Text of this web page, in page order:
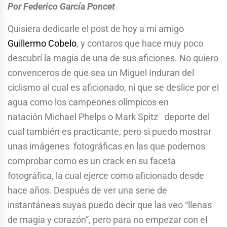
Por Federico García Poncet
Quisiera dedicarle el post de hoy a mi amigo
Guillermo Cobelo, y contaros que hace muy poco
descubrí la magia de una de sus aficiones. No quiero
convenceros de que sea un Miguel Induran del
ciclismo al cual es aficionado, ni que se deslice por el
agua como los campeones olímpicos en
natación Michael Phelps o Mark Spitz deporte del
cual también es practicante, pero si puedo mostrar
unas imágenes fotográficas en las que podemos
comprobar como es un crack en su faceta
fotográfica, la cual ejerce como aficionado desde
hace años. Después de ver una serie de
instantáneas suyas puedo decir que las veo “llenas
de magia y corazón”, pero para no empezar con el